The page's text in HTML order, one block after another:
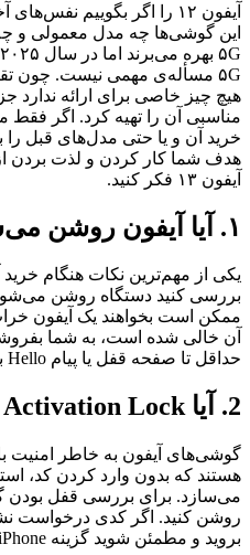
آیفون ۱۲ را اگر بگوییم
این گوشی‌ها چه مدل معمولی و
هیچ چیز خاصی برای ارائه ندارد
مناسبی آن را تهیه کرد. اگر فقط
خرید آن و یا حتی مدل‌های قبل را
هدف شما کار کردن و لذت بردن
آیفون ۱۳ فکر کنید.
۱. آیا آیفون روشن می‌شود؟
یکی از مهم‌ترین نکات هنگام
بررسی کنید دستگاه روشن
ممکن است بخواهند یک آیفون
آن خالی شده است، به شما
حداقل تا صفحه قفل یا پیام Hello بوت شود.
2. آیا Activation Lock فعال است؟
هستند که بدون وارد کردن کد،
می‌سازد. برای بررسی قفل بودن
بروید و مطمئن شوید گزینه Find My iPhone خاموش باشد.